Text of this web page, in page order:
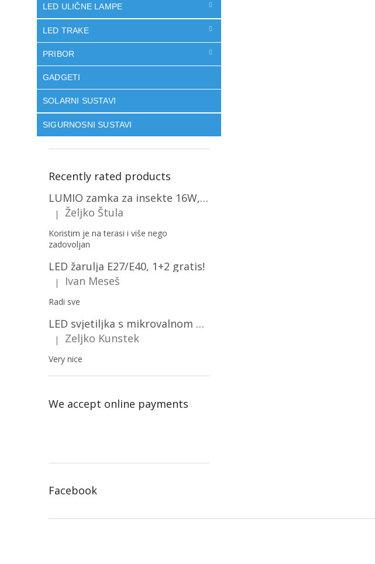
LED ULIČNE LAMPE
LED TRAKE
PRIBOR
GADGETI
SOLARNI SUSTAVI
SIGURNOSNI SUSTAVI
Recently rated products
LUMIO zamka za insekte 16W, 1+1 gratis! [MKE004]
The product rating is 5 out of 5 stars.
| Željko Štula
Koristim je na terasi i više nego
zadovoljan
LED žarulja E27/E40, 1+2 gratis!
The product rating is 5 out of 5 stars.
| Ivan Meseš
Radi sve
LED svjetiljka s mikrovalnom pećnicom i svjetlosnim senzorom 36W, 3820lm, okrugla, bijeli okvir/2-PACK!
The product rating is 5 out of 5 stars.
| Zeljko Kunstek
Very nice
We accept online payments
Facebook